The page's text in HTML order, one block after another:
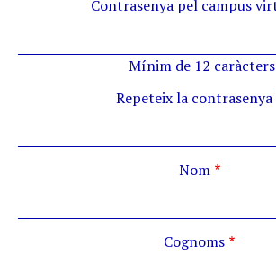
Contrasenya pel campus
Mínim de 12 caràcters
Repeteix la contrasenya
Nom
Cognoms